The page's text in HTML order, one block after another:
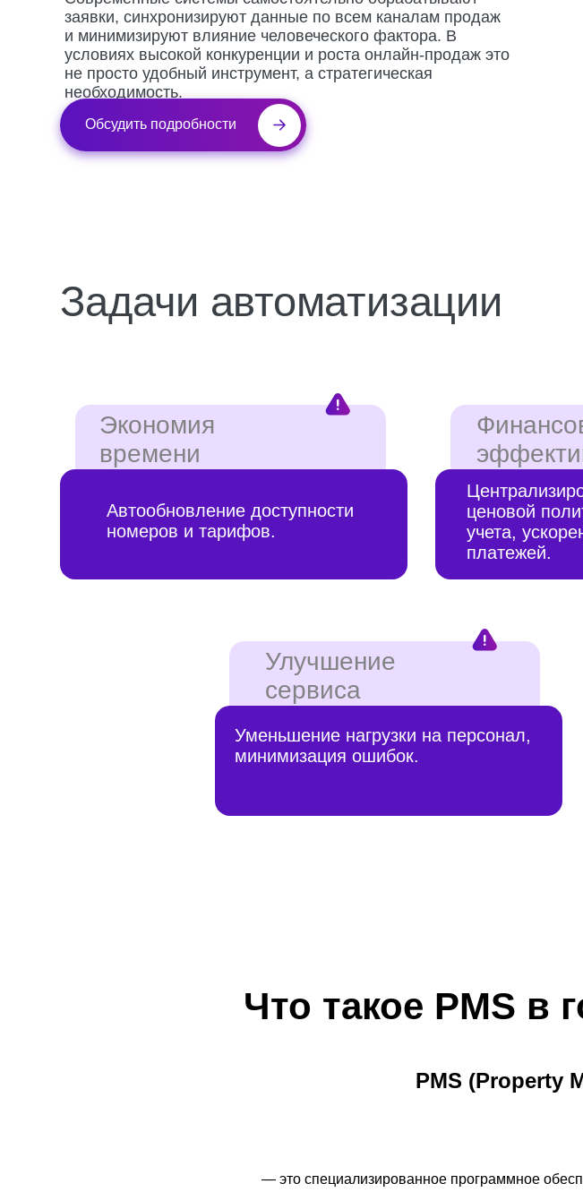
условиях высокой конкуренции и роста онлайн-продаж это
не просто удобный инструмент, а стратегическая
необходимость.
Обсудить подробности
Улучшение
сервиса
ценовой политики,
учета, ускоренная
платежей.
Автообновление доступности
номеров и тарифов.
Что такое PMS в
PMS (Property
— это специализированное программное